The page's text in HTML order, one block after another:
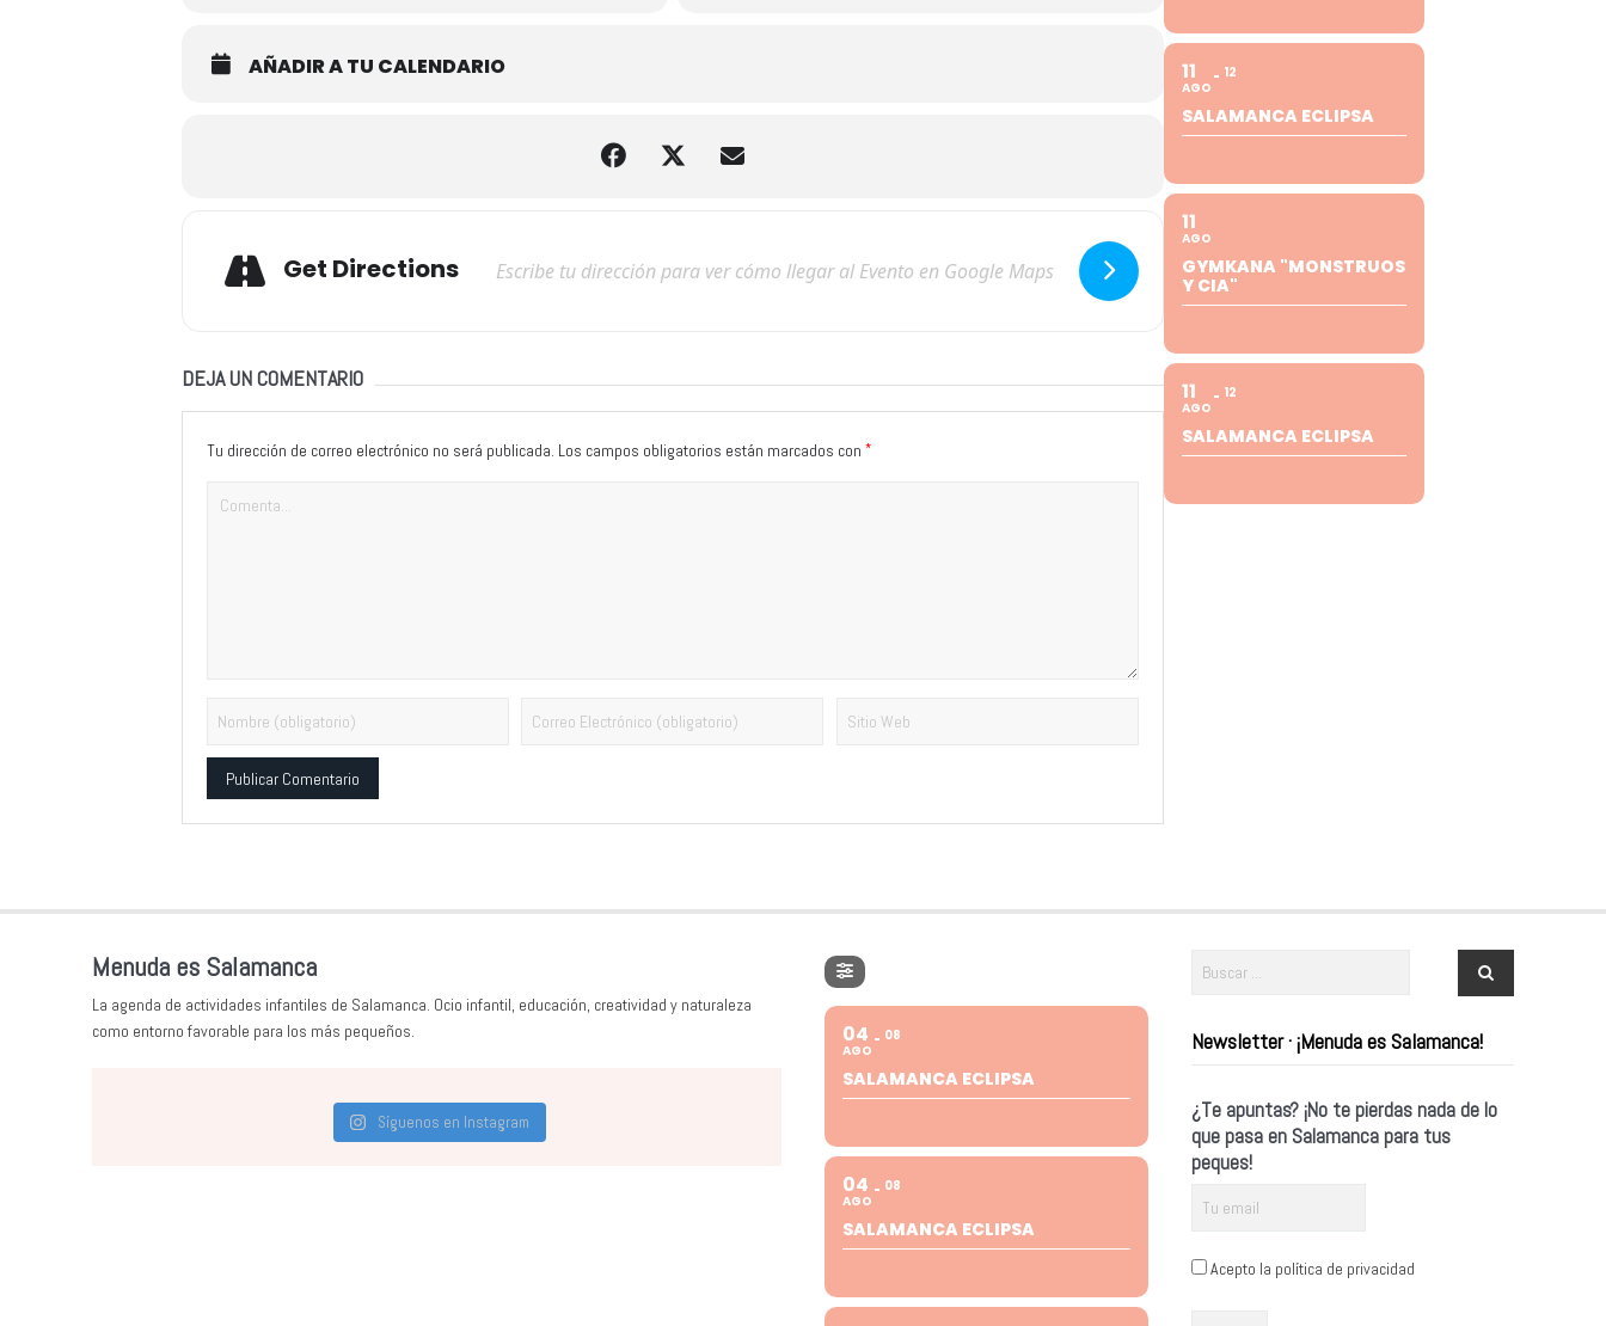
AÑADIR A TU CALENDARIO
Get Directions
DEJA UN COMENTARIO
Tu dirección de correo electrónico no será publicada. Los campos obligatorios están marcados con *
11
AGO
12
SALAMANCA ECLIPSA
11
AGO
GYMKANA "MONSTRUOS
Y CIA"
11
AGO
12
SALAMANCA ECLIPSA
Menuda es Salamanca
La agenda de actividades infantiles de Salamanca. Ocio infantil, educación, creatividad y naturaleza
como entorno favorable para los más pequeños.
Síguenos en Instagram
04
AGO
08
SALAMANCA ECLIPSA
04
AGO
08
SALAMANCA ECLIPSA
Newsletter · ¡Menuda es Salamanca!
¿Te apuntas? ¡No te pierdas nada de lo
que pasa en Salamanca para tus
peques!
Acepto la política de privacidad